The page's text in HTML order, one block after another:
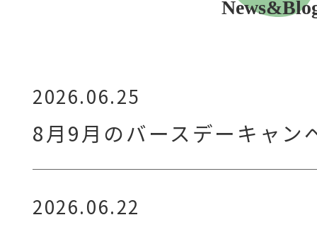
2026.06.25
8月9月のバースデーキャン
2026.06.22